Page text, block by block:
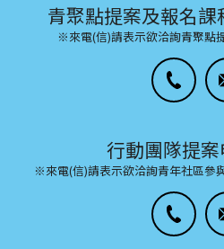
青聚點提案及報名
※來電(信)請表示欲洽詢青聚點
行動團隊提
※來電(信)請表示欲洽詢青年社區參